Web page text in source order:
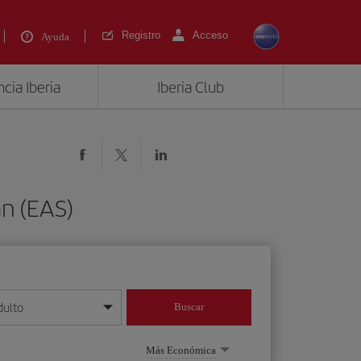
Ayuda Registro Acceso
Iberia Iberia Club
(EAS)
mes/año
Buscar
Más Económica